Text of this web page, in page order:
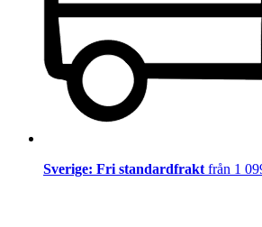
Sverige: Fri standardfrakt från 1